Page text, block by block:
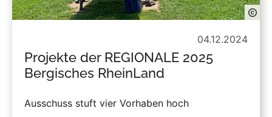
04.12.2024
Projekte der REGIONALE 2025
Bergisches RheinLand
Ausschuss stuft vier Vorhaben hoch